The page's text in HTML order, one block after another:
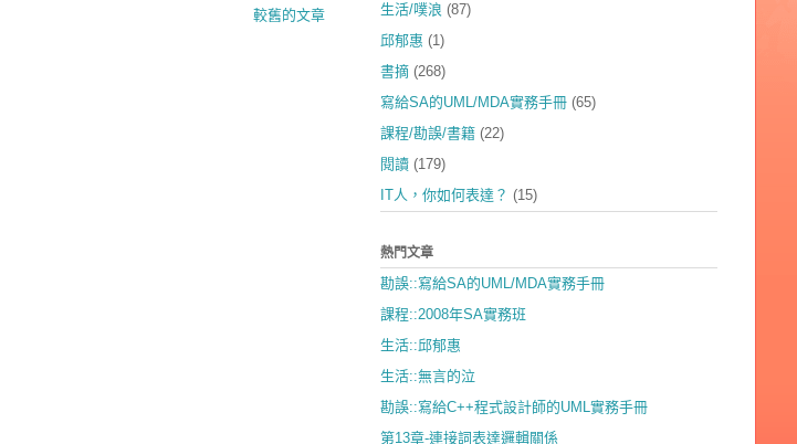
較舊的文章
生活/噗浪 (87)
邱郁惠 (1)
書摘 (268)
寫給SA的UML/MDA實務手冊 (65)
課程/勘誤/書籍 (22)
閱讀 (179)
IT人，你如何表達？ (15)
熱門文章
勘誤::寫給SA的UML/MDA實務手冊
課程::2008年SA實務班
生活::邱郁惠
生活::無言的泣
勘誤::寫給C++程式設計師的UML實務手冊
第13章-連接詞表達邏輯關係